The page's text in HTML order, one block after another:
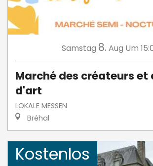
Samstag 8. Aug Um
Marché des créateurs et
d'art
LOKALE MESSEN
Bréhal
Kostenlos